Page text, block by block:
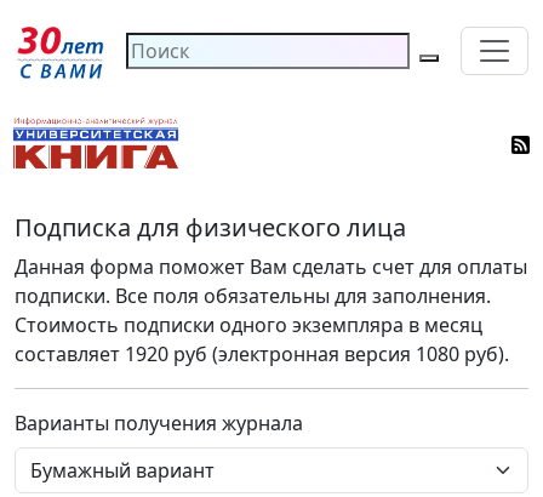
Подписка для физического лица
Данная форма поможет Вам сделать счет для оплаты
подписки. Все поля обязательны для заполнения.
Cтоимость подписки одного экземпляра в месяц
составляет 1920 руб (электронная версия 1080 руб).
Варианты получения журнала